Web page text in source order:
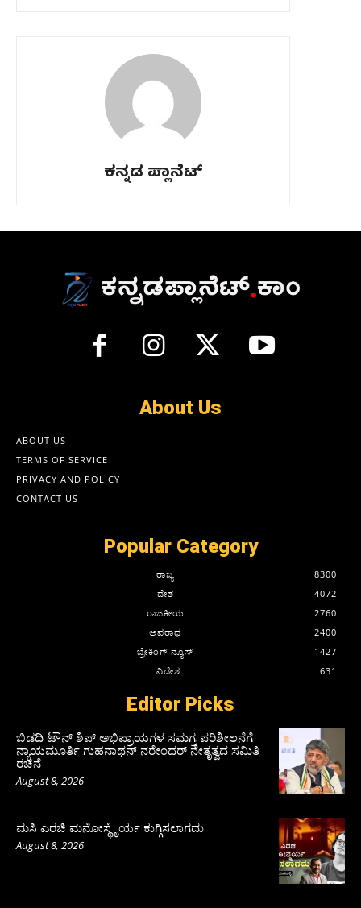
ಕನ್ನಡ ಪ್ಲಾನೆಟ್
About Us
ABOUT US
TERMS OF SERVICE
PRIVACY AND POLICY
CONTACT US
Popular Category
ರಾಜ್ಯ
8300
ದೇಶ
4072
ರಾಜಕೀಯ
2760
ಅಪರಾಧ
2400
ಬ್ರೇಕಿಂಗ್ ನ್ಯೂಸ್
1427
ವಿದೇಶ
631
Editor Picks
ಬಿಡದಿ ಟೌನ್ ಶಿಪ್ ಅಭಿಪ್ರಾಯಗಳ ಸಮಗ್ರ ಪರಿಶೀಲನೆಗೆ
ನ್ಯಾಯಮೂರ್ತಿ ಗುಹನಾಥನ್ ನರೇಂದರ್ ನೇತೃತ್ವದ ಸಮಿತಿ
ರಚನೆ
August 8, 2026
ಮಸಿ ಎರಚಿ ಮನೋಸ್ಥೈರ್ಯ ಕುಗ್ಗಿಸಲಾಗದು
August 8, 2026